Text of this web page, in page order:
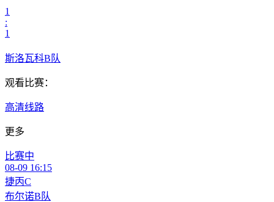
1
:
1
斯洛瓦科B队
观看比赛：
高清线路
更多
比赛中
08-09 16:15
捷丙C
布尔诺B队